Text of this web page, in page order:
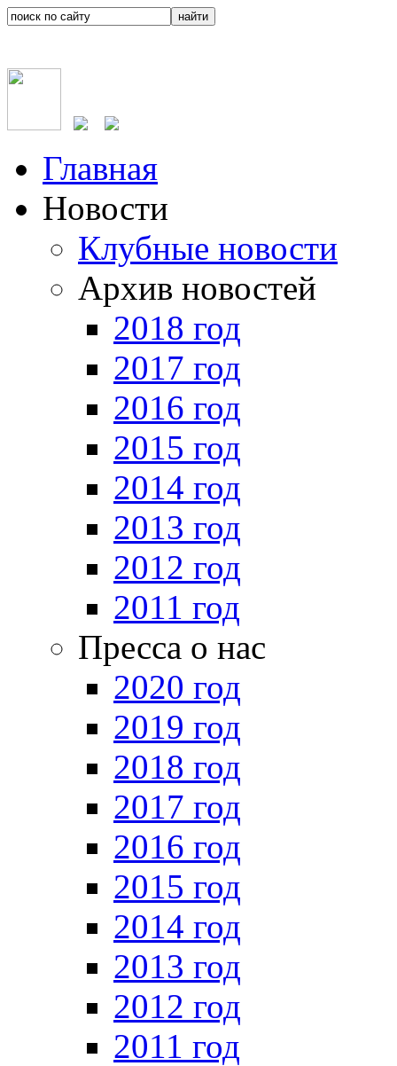
Главная
Новости
Клубные новости
Архив новостей
2018 год
2017 год
2016 год
2015 год
2014 год
2013 год
2012 год
2011 год
Пресса о нас
2020 год
2019 год
2018 год
2017 год
2016 год
2015 год
2014 год
2013 год
2012 год
2011 год